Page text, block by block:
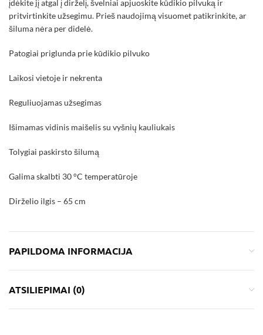
įdėkite jį atgal į dirželį, švelniai apjuoskite kūdikio pilvuką ir
pritvirtinkite užsegimu. Prieš naudojimą visuomet patikrinkite, ar
šiluma nėra per didelė.
Patogiai priglunda prie kūdikio pilvuko
Laikosi vietoje ir nekrenta
Reguliuojamas užsegimas
Išimamas vidinis maišelis su vyšnių kauliukais
Tolygiai paskirsto šilumą
Galima skalbti 30 °C temperatūroje
Dirželio ilgis – 65 cm
PAPILDOMA INFORMACIJA
ATSILIEPIMAI (0)